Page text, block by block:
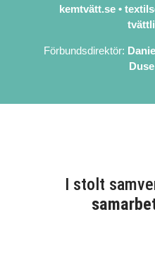
kemtvätt.se •
Förbundsdirektör:
I stolt